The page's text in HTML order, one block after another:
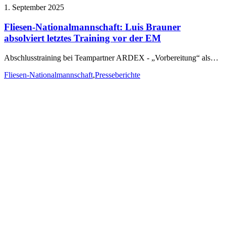
1. September 2025
Fliesen-Nationalmannschaft: Luis Brauner
absolviert letztes Training vor der EM
Abschlusstraining bei Teampartner ARDEX - „Vorbereitung“ als…
Fliesen-Nationalmannschaft,Presseberichte